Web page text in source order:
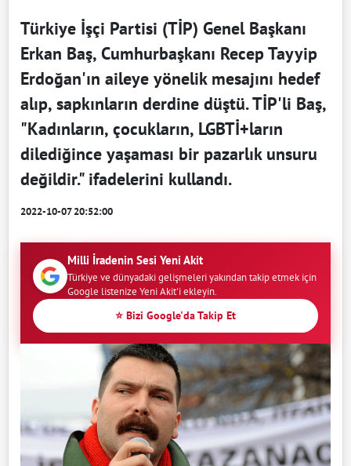
Türkiye İşçi Partisi (TİP) Genel Başkanı
Erkan Baş, Cumhurbaşkanı Recep Tayyip
Erdoğan'ın aileye yönelik mesajını hedef
alıp, sapkınların derdine düştü. TİP'li Baş,
"Kadınların, çocukların, LGBTİ+ların
dilediğince yaşaması bir pazarlık unsuru
değildir." ifadelerini kullandı.
2022-10-07 20:52:00
Milli İradenin Sesi Yeni Akit
Türkiye ve dünyadaki gelişmeleri yakından takip etmek için
Google listenize Yeni Akit'i ekleyin.
⭐ Bizi Google'da Takip Et